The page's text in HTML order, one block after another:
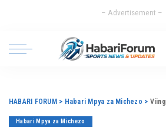
– Advertisement –
HABARI FORUM > Habari Mpya za Michezo > Viingilio
Habari Mpya za Michezo